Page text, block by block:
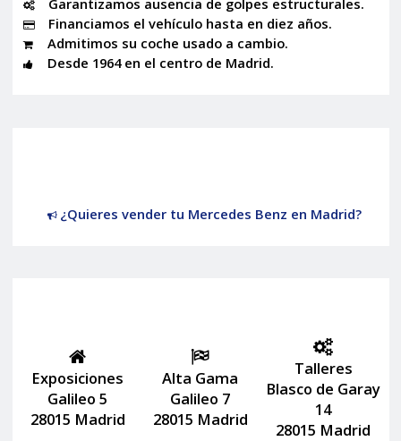
Garantizamos ausencia de golpes estructurales.
Financiamos el vehículo hasta en diez años.
Admitimos su coche usado a cambio.
Desde 1964 en el centro de Madrid.
¿Quieres vender tu Mercedes Benz en Madrid?
Exposiciones
Galileo 5
28015 Madrid
Alta Gama
Galileo 7
28015 Madrid
Talleres
Blasco de Garay
14
28015 Madrid